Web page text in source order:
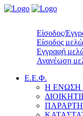
Είσοδος/
Είσοδος
Εγγραφή
Ανανέωση
Ε.Ε.Φ.
Η ΕΝΩΣΗ